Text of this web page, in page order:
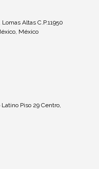
Altas C.P.11950
México
Piso 29 Centro,